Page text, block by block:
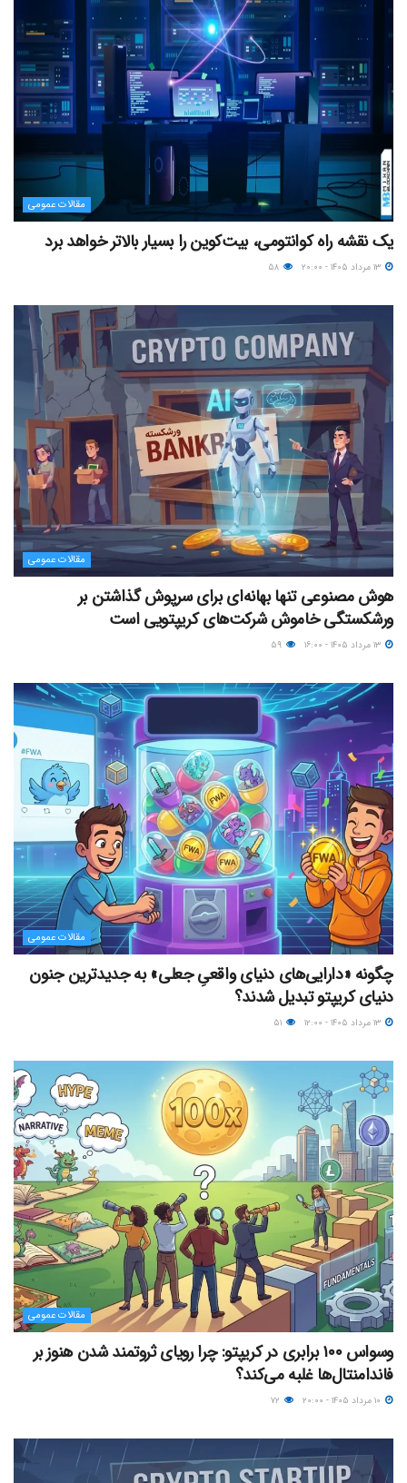
مقالات عمومی
یک نقشه راه کوانتومی، بیت‌کوین را بسیار بالاتر خواهد برد
مقالات عمومی
هوش مصنوعی تنها بهانه‌ای برای سرپوش گذاشتن بر
ورشکستگی خاموش شرکت‌های کریپتویی است
مقالات عمومی
چگونه «دارایی‌های دنیای واقعیِ جعلی» به جدیدترین جنون
دنیای کریپتو تبدیل شدند؟
مقالات عمومی
وسواس ۱۰۰ برابری در کریپتو: چرا رویای ثروتمند شدن هنوز بر
فاندامنتال‌ها غلبه می‌کند؟